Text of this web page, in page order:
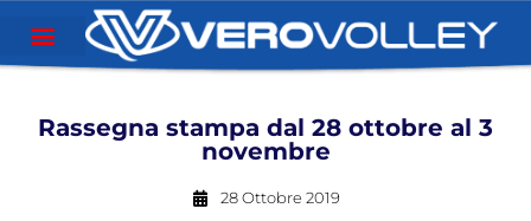
Rassegna stampa dal 28 ottobre al 3
novembre
28 Ottobre 2019